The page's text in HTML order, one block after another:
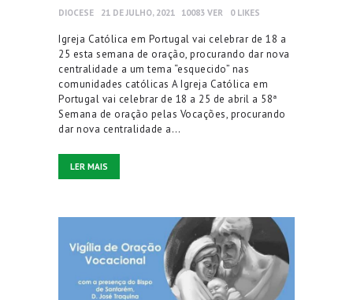
DIOCESE 21 DE JULHO, 2021 10083 VER 0 LIKES
Igreja Católica em Portugal vai celebrar de 18 a
25 esta semana de oração, procurando dar nova
centralidade a um tema “esquecido” nas
comunidades católicas A Igreja Católica em
Portugal vai celebrar de 18 a 25 de abril a 58ª
Semana de oração pelas Vocações, procurando
dar nova centralidade a…
LER MAIS